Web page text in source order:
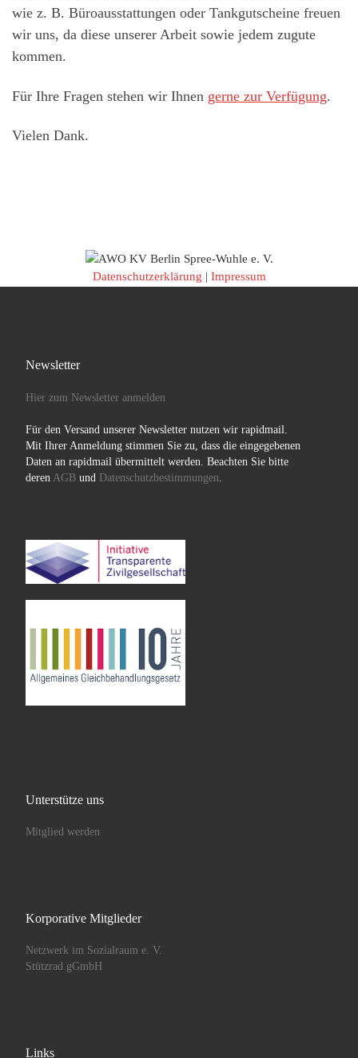
wie z. B. Büroausstattungen oder Tankgutscheine freuen
wir uns, da diese unserer Arbeit sowie jedem zugute
kommen.
Für Ihre Fragen stehen wir Ihnen gerne zur Verfügung.
Vielen Dank.
Datenschutzerklärung | Impressum
Newsletter
Hier zum Newsletter anmelden
Für den Versand unserer Newsletter nutzen wir rapidmail.
Mit Ihrer Anmeldung stimmen Sie zu, dass die eingegebenen
Daten an rapidmail übermittelt werden. Beachten Sie bitte
deren AGBund Datenschutzbestimmungen
Unterstütze uns
Mitglied werden
Korporative Mitglieder
Netzwerk im Sozialraum e. V.
Stützrad gGmbH
Links